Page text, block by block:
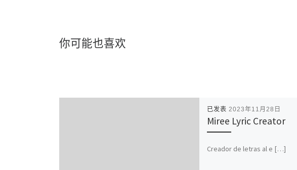
你可能也喜欢
已发表 2023年11月28日
Miree Lyric Creator
Creador de letras al e […]